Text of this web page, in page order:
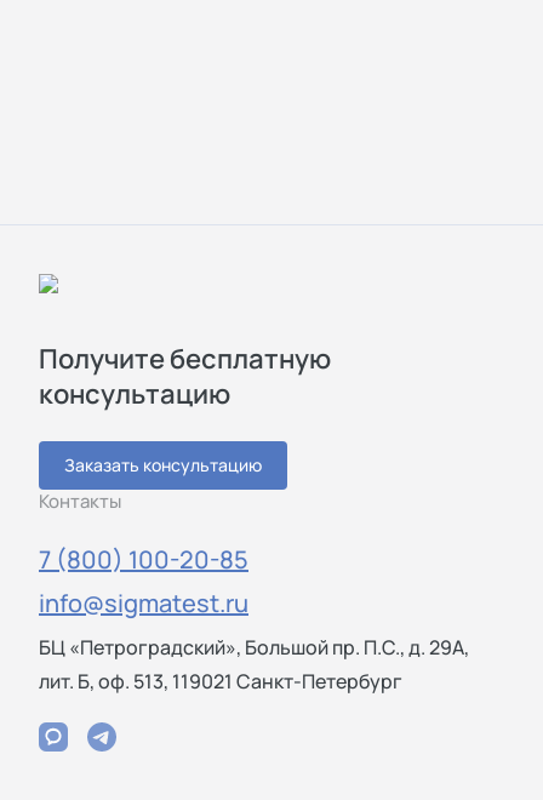
Получите бесплатную
консультацию
Заказать консультацию
Контакты
7 (800) 100-20-85
info@sigmatest.ru
БЦ «Петроградский», Большой пр. П.С., д. 29А,
лит. Б, оф. 513, 119021 Санкт-Петербург